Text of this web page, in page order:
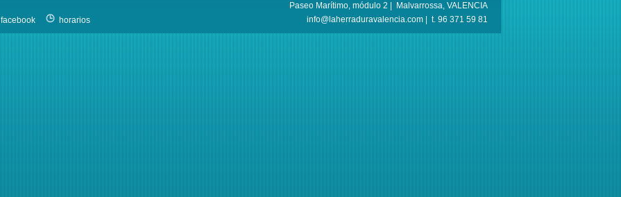
facebook horarios
Malvarrossa, VALENCIA
Paseo Marítimo, módulo 2 |
t. 96 371 59 81
info@laherraduravalencia.com |